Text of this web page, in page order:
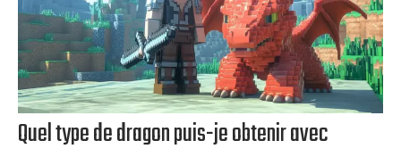
Quel type de dragon puis-je obtenir avec